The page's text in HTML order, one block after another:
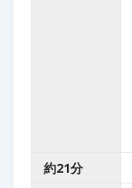
約21分